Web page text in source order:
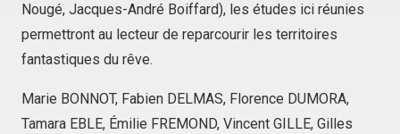
Nougé, Jacques-André Boiffard), les études ici réunies
permettront au lecteur de reparcourir les territoires
fantastiques du rêve.
Marie BONNOT, Fabien DELMAS, Florence DUMORA,
Tamara EBLE, Émilie FREMOND, Vincent GILLE, Gilles